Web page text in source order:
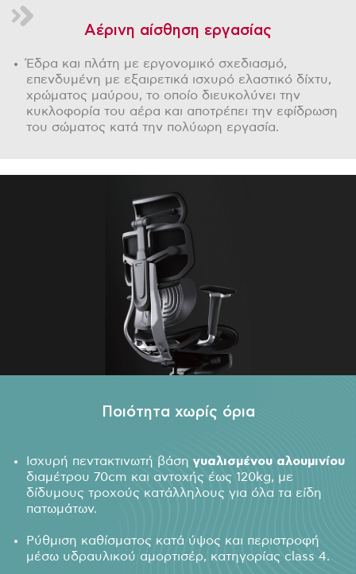
Αέρινη αίσθηση εργασίας
Έδρα και πλάτη με εργονομικό σχεδιασμό,
επενδυμένη με εξαιρετικά ισχυρό ελαστικό δίχτυ,
χρώματος μαύρου, το οποίο διευκολύνει την
κυκλοφορία του αέρα και αποτρέπει την εφίδρωση
του σώματος κατά την πολύωρη εργασία.
Ποιότητα χωρίς όρια
Ισχυρή πεντακτινωτή βάσηγυαλισμένου αλουμινίου
διαμέτρου 70cm και αντοχής έως 120kg, με
δίδυμους τροχούς κατάλληλους για όλα τα είδη
πατωμάτων.
Ρύθμιση καθίσματος κατά ύψος και περιστροφή
μέσω υδραυλικού αμορτισέρ, κατηγορίας class 4.